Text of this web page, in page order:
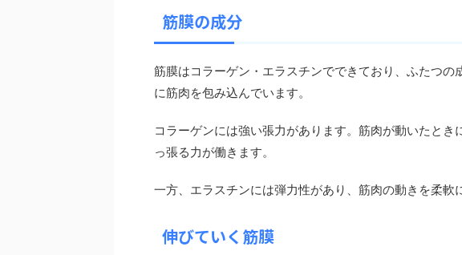
筋膜の成分
筋膜はコラーゲン・エラスチンでできており、ふたつの
に筋肉を包み込んでいます。
コラーゲンには強い張力があります。筋肉が動いたとき
っ張る力が働きます。
一方、エラスチンには弾力性があり、筋肉の動きを柔軟
伸びていく筋膜